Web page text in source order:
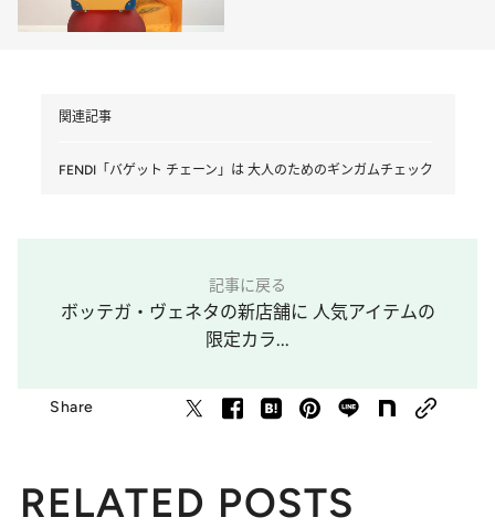
関連記事
FENDI「バゲット チェーン」は 大人のためのギンガムチェック
記事に戻る
ボッテガ・ヴェネタの新店舗に 人気アイテムの
限定カラ...
Share
RELATED POSTS